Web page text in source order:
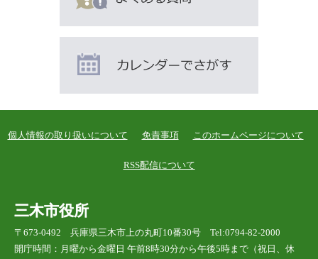
個人情報の取り扱いについて 免責事項 このホームページについて
RSS配信について
三木市役所
〒673-0492 兵庫県三木市上の丸町10番30号 Tel:0794-82-2000
開庁時間：月曜から金曜日 午前8時30分から午後5時まで（祝日、休